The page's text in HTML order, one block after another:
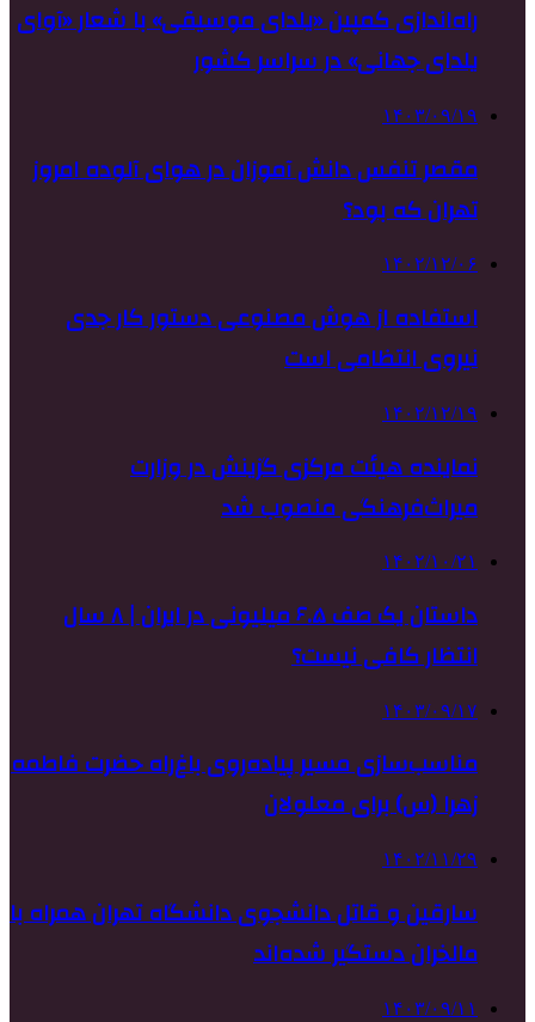
راه‌اندازی کمپین «یلدای موسیقی» با شعار «آوای
یلدای جهانی» در سراسر کشور
۱۴۰۳/۰۹/۱۹
مقصر تنفس دانش آموزان در هوای آلوده امروز
تهران که بود؟
۱۴۰۲/۱۲/۰۶
استفاده از هوش مصنوعی دستور کار جدی
نیروی انتظامی‌ است
۱۴۰۲/۱۲/۱۹
نماینده هیئت مرکزی گزینش در وزارت
میراث‌فرهنگی منصوب شد
۱۴۰۲/۱۰/۲۱
داستان یک صف ۶.۵ میلیونی در ایران | ۸ سال
انتظار کافی نیست؟
۱۴۰۳/۰۹/۱۷
مناسب‌سازی مسیر پیاده‌روی باغ‌راه حضرت فاطمه
زهرا (س) برای معلولان
۱۴۰۲/۱۱/۲۹
سارقین و قاتل دانشجوی دانشگاه تهران همراه با
مالخران دستگیر شده‌اند
۱۴۰۳/۰۹/۱۱